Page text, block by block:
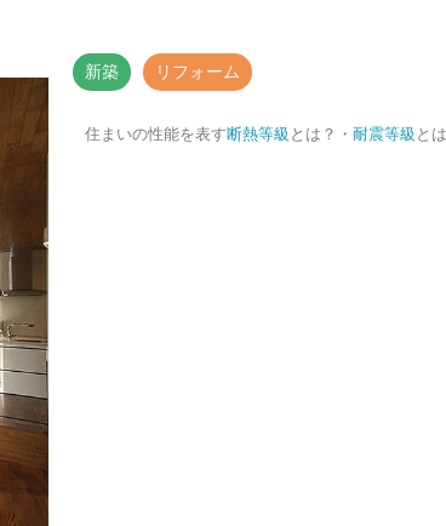
新築 リフォーム
住まいの性能を表す断熱等級 とは？・ 耐震等級 と